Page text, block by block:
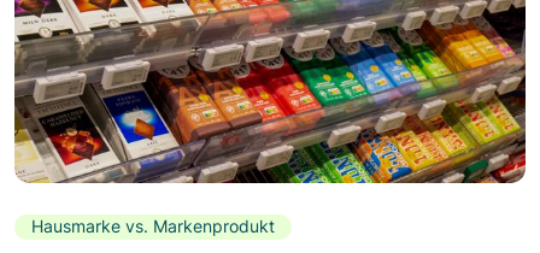
Hausmarke vs. Markenprodukt